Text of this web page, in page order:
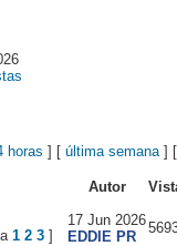
horas ] [ última semana]
Autor
1 2 3 ]
17 Jun 2026
EDDIE PR